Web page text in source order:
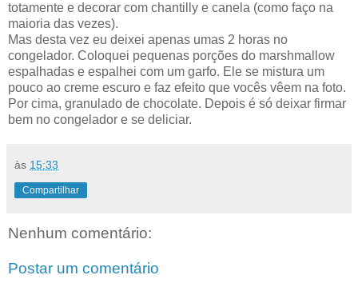
totamente e decorar com chantilly e canela (como faço na
maioria das vezes).
Mas desta vez eu deixei apenas umas 2 horas no
congelador. Coloquei pequenas porções do marshmallow
espalhadas e espalhei com um garfo. Ele se mistura um
pouco ao creme escuro e faz efeito que vocês vêem na foto.
Por cima, granulado de chocolate. Depois é só deixar firmar
bem no congelador e se deliciar.
às 15:33
Compartilhar
Nenhum comentário:
Postar um comentário